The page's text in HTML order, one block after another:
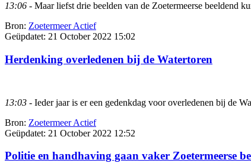
13:06 - Maar liefst drie beelden van de Zoetermeerse beeldend
Bron: Zoetermeer Actief
Geüpdatet: 21 October 2022 15:02
Herdenking overledenen bij de Watertoren
13:03 - Ieder jaar is er een gedenkdag voor overledenen bij de
Bron: Zoetermeer Actief
Geüpdatet: 21 October 2022 12:52
Politie en handhaving gaan vaker Zoetermeerse